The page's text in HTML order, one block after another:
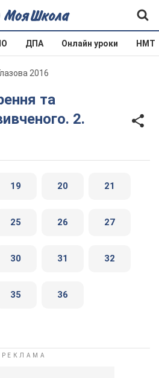
ДПА Онлайн уроки НМТ
2016
2.
19 20 21
25 26 27
30 31 32
35 36